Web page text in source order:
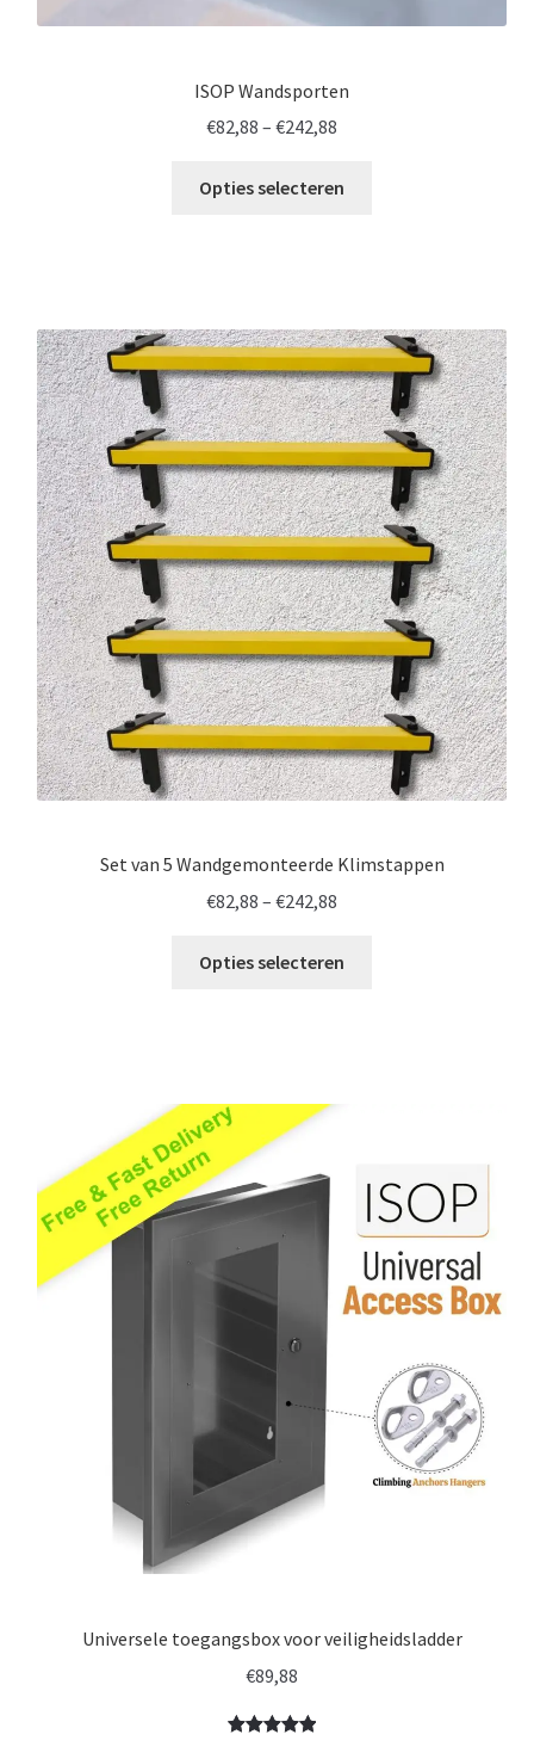
ISOP Wandsporten
€82,88 – €242,88
tot
Opties selecteren
Set van 5 Wandgemonteerde Klimstappen
€82,88 – €242,88
tot
Opties selecteren
Universele toegangsbox voor veiligheidsladder
€89,88